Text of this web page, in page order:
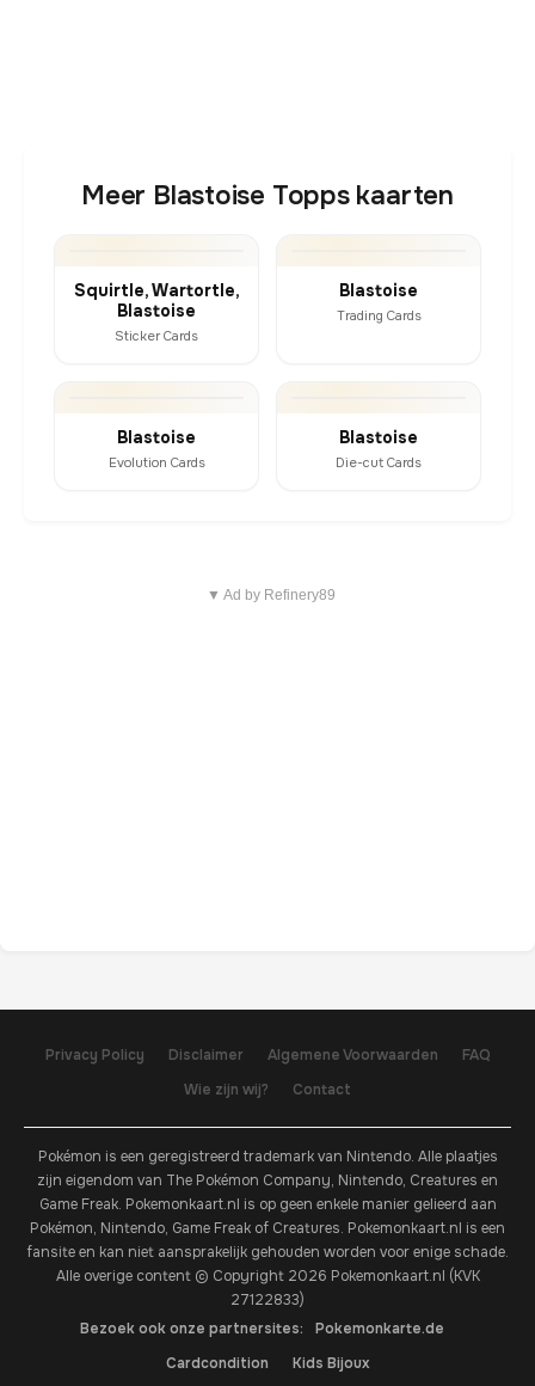
Meer Blastoise Topps kaarten
Squirtle, Wartortle,
Blastoise
Sticker Cards
Blastoise
Trading Cards
Blastoise
Evolution Cards
Blastoise
Die-cut Cards
▼ Ad by Refinery89
Privacy Policy Disclaimer Algemene Voorwaarden
FAQ
Wie zijn wij?
Contact
Pokémon is een geregistreerd trademark van Nintendo. Alle plaatjes
zijn eigendom van The Pokémon Company, Nintendo, Creatures en
Game Freak. Pokemonkaart.nl is op geen enkele manier gelieerd aan
Pokémon, Nintendo, Game Freak of Creatures. Pokemonkaart.nl is een
fansite en kan niet aansprakelijk gehouden worden voor enige schade.
Alle overige content © Copyright 2026 Pokemonkaart.nl (KVK
27122833)
Bezoek ook onze partnersites:
Pokemonkarte.de
Cardcondition
Kids Bijoux